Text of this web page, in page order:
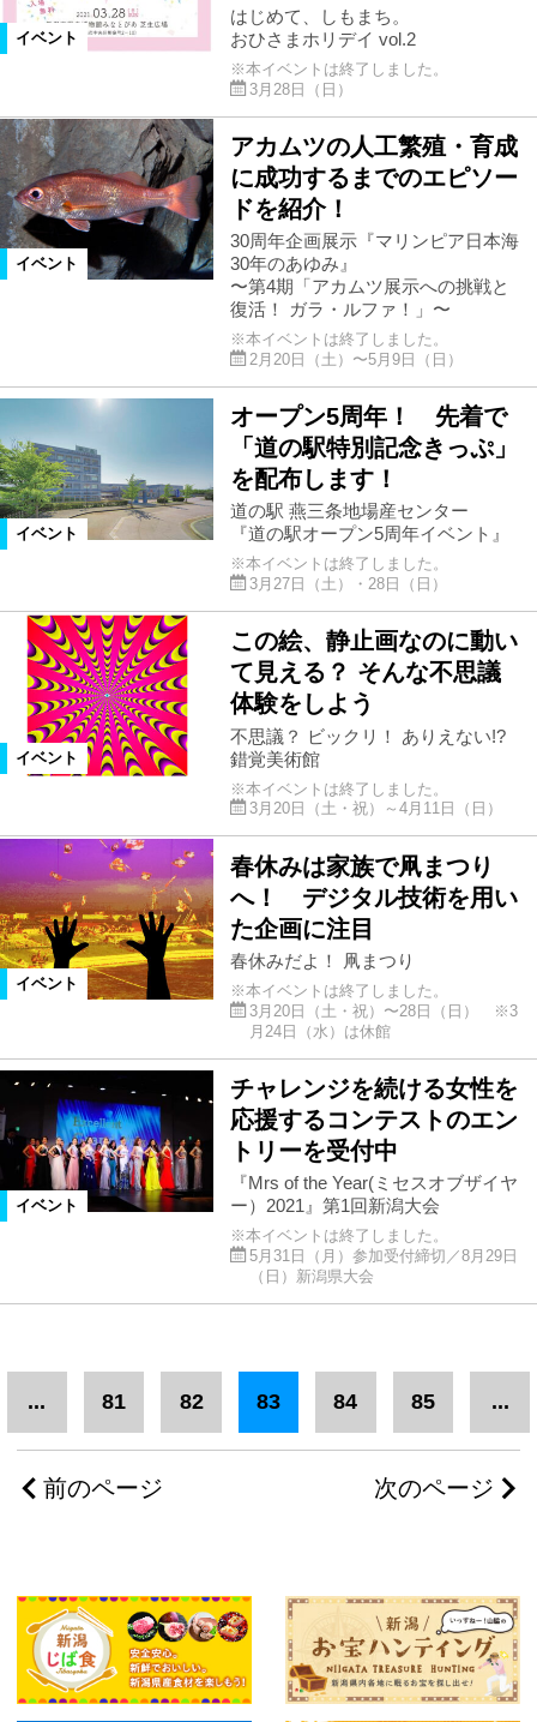
イベント
はじめて、しもまち。
おひさまホリデイ vol.2
※本イベントは終了しました。
3月28日（日）
イベント
アカムツの人工繁殖・育成
に成功するまでのエピソー
ドを紹介！
30周年企画展示『マリンピア日本海
30年のあゆみ』
〜第4期「アカムツ展示への挑戦と
復活！ ガラ・ルファ！」〜
※本イベントは終了しました。
2月20日（土）〜5月9日（日）
イベント
オープン5周年！ 先着で
「道の駅特別記念きっぷ」
を配布します！
道の駅 燕三条地場産センター
『道の駅オープン5周年イベント』
※本イベントは終了しました。
3月27日（土）・28日（日）
イベント
この絵、静止画なのに動い
て見える？ そんな不思議
体験をしよう
不思議？ ビックリ！ ありえない!?
錯覚美術館
※本イベントは終了しました。
3月20日（土・祝）～4月11日（日）
イベント
春休みは家族で凧まつり
へ！ デジタル技術を用い
た企画に注目
春休みだよ！ 凧まつり
※本イベントは終了しました。
3月20日（土・祝）〜28日（日） ※3
月24日（水）は休館
イベント
チャレンジを続ける女性を
応援するコンテストのエン
トリーを受付中
『Mrs of the Year(ミセスオブザイヤ
ー）2021』第1回新潟大会
※本イベントは終了しました。
5月31日（月）参加受付締切／8月29日
（日）新潟県大会
前のページ
... 81 82 83 84 85 ...
次のページ